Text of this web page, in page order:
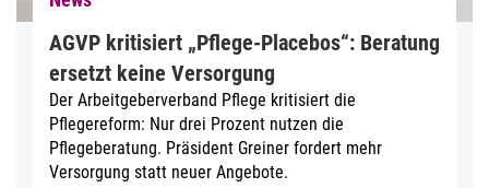
AGVP kritisiert „Pflege-Placebos“: Beratung
ersetzt keine Versorgung
Der Arbeitgeberverband Pflege kritisiert die
Pflegereform: Nur drei Prozent nutzen die
Pflegeberatung. Präsident Greiner fordert mehr
Versorgung statt neuer Angebote.